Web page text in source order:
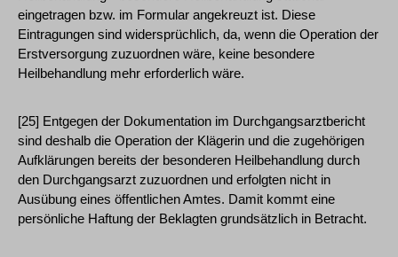
eingetragen bzw. im Formular angekreuzt ist. Diese
Eintragungen sind widersprüchlich, da, wenn die Operation der
Erstversorgung zuzuordnen wäre, keine besondere
Heilbehandlung mehr erforderlich wäre.
[25] Entgegen der Dokumentation im Durchgangsarztbericht
sind deshalb die Operation der Klägerin und die zugehörigen
Aufklärungen bereits der besonderen Heilbehandlung durch
den Durchgangsarzt zuzuordnen und erfolgten nicht in
Ausübung eines öffentlichen Amtes. Damit kommt eine
persönliche Haftung der Beklagten grundsätzlich in Betracht.